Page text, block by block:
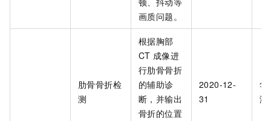
画质问题。
肋骨骨折检
测
根据胸部
CT 成像进
行肋骨骨折
的辅助诊
断，并输出
骨折的位置
2020-12-
31
华
海